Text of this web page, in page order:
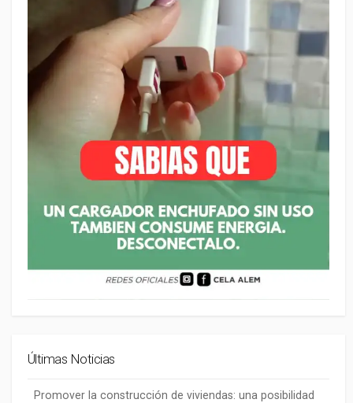
Últimas Noticias
Promover la construcción de viviendas: una posibilidad